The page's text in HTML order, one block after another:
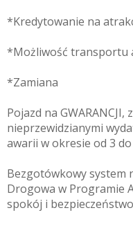
*Kredytowanie na
*Możliwość transportu
*Zamiana
Pojazd na
nieprzewidzianymi
awarii w okresie od 3
Bezgotówkowy system
Drogowa w Programie
spokój i